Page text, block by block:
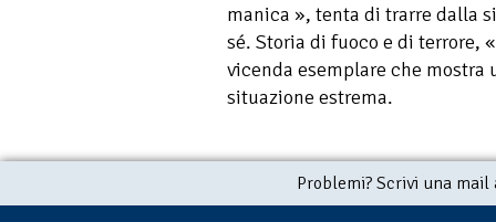
manica », tenta di trarre dalla
sé. Storia di fuoco e di terrore,
vicenda esemplare che
situazione estrema.
Problemi? Scrivi una